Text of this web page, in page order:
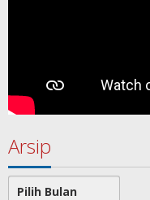
Arsip
Arsip